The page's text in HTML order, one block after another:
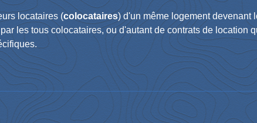
locataires (colocataires) d'un même logement
les tous colocataires, ou d'autant de contrats de location